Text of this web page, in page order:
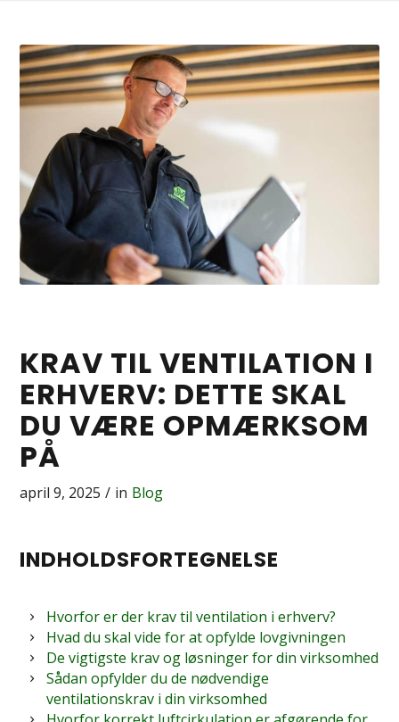
KRAV TIL VENTILATION I
ERHVERV: DETTE SKAL
DU VÆRE OPMÆRKSOM
PÅ
april 9, 2025 / in Blog
INDHOLDSFORTEGNELSE
Hvorfor er der krav til ventilation i erhverv?
Hvad du skal vide for at opfylde lovgivningen
De vigtigste krav og løsninger for din virksomhed
Sådan opfylder du de nødvendige
ventilationskrav i din virksomhed